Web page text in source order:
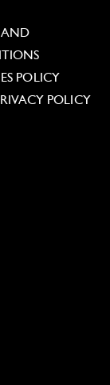
AND
POLICY
POLICY